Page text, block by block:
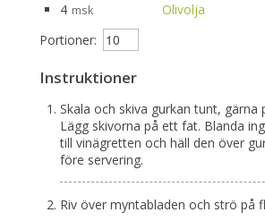
4 msk
Olivolja
Portioner:
Instruktioner
Skala och skiva gurkan tunt, gärna
Lägg skivorna på ett fat. Blanda
till vinägretten och häll den över
före servering.
Riv över myntabladen och strö på